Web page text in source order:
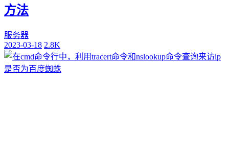
方法
服务器
2023-03-18 2.8K